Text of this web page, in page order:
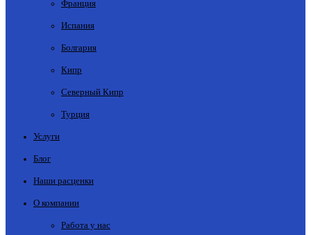
Франция
Испания
Болгария
Кипр
Северный Кипр
Турция
Услуги
Блог
Наши расценки
О компании
Работа у нас